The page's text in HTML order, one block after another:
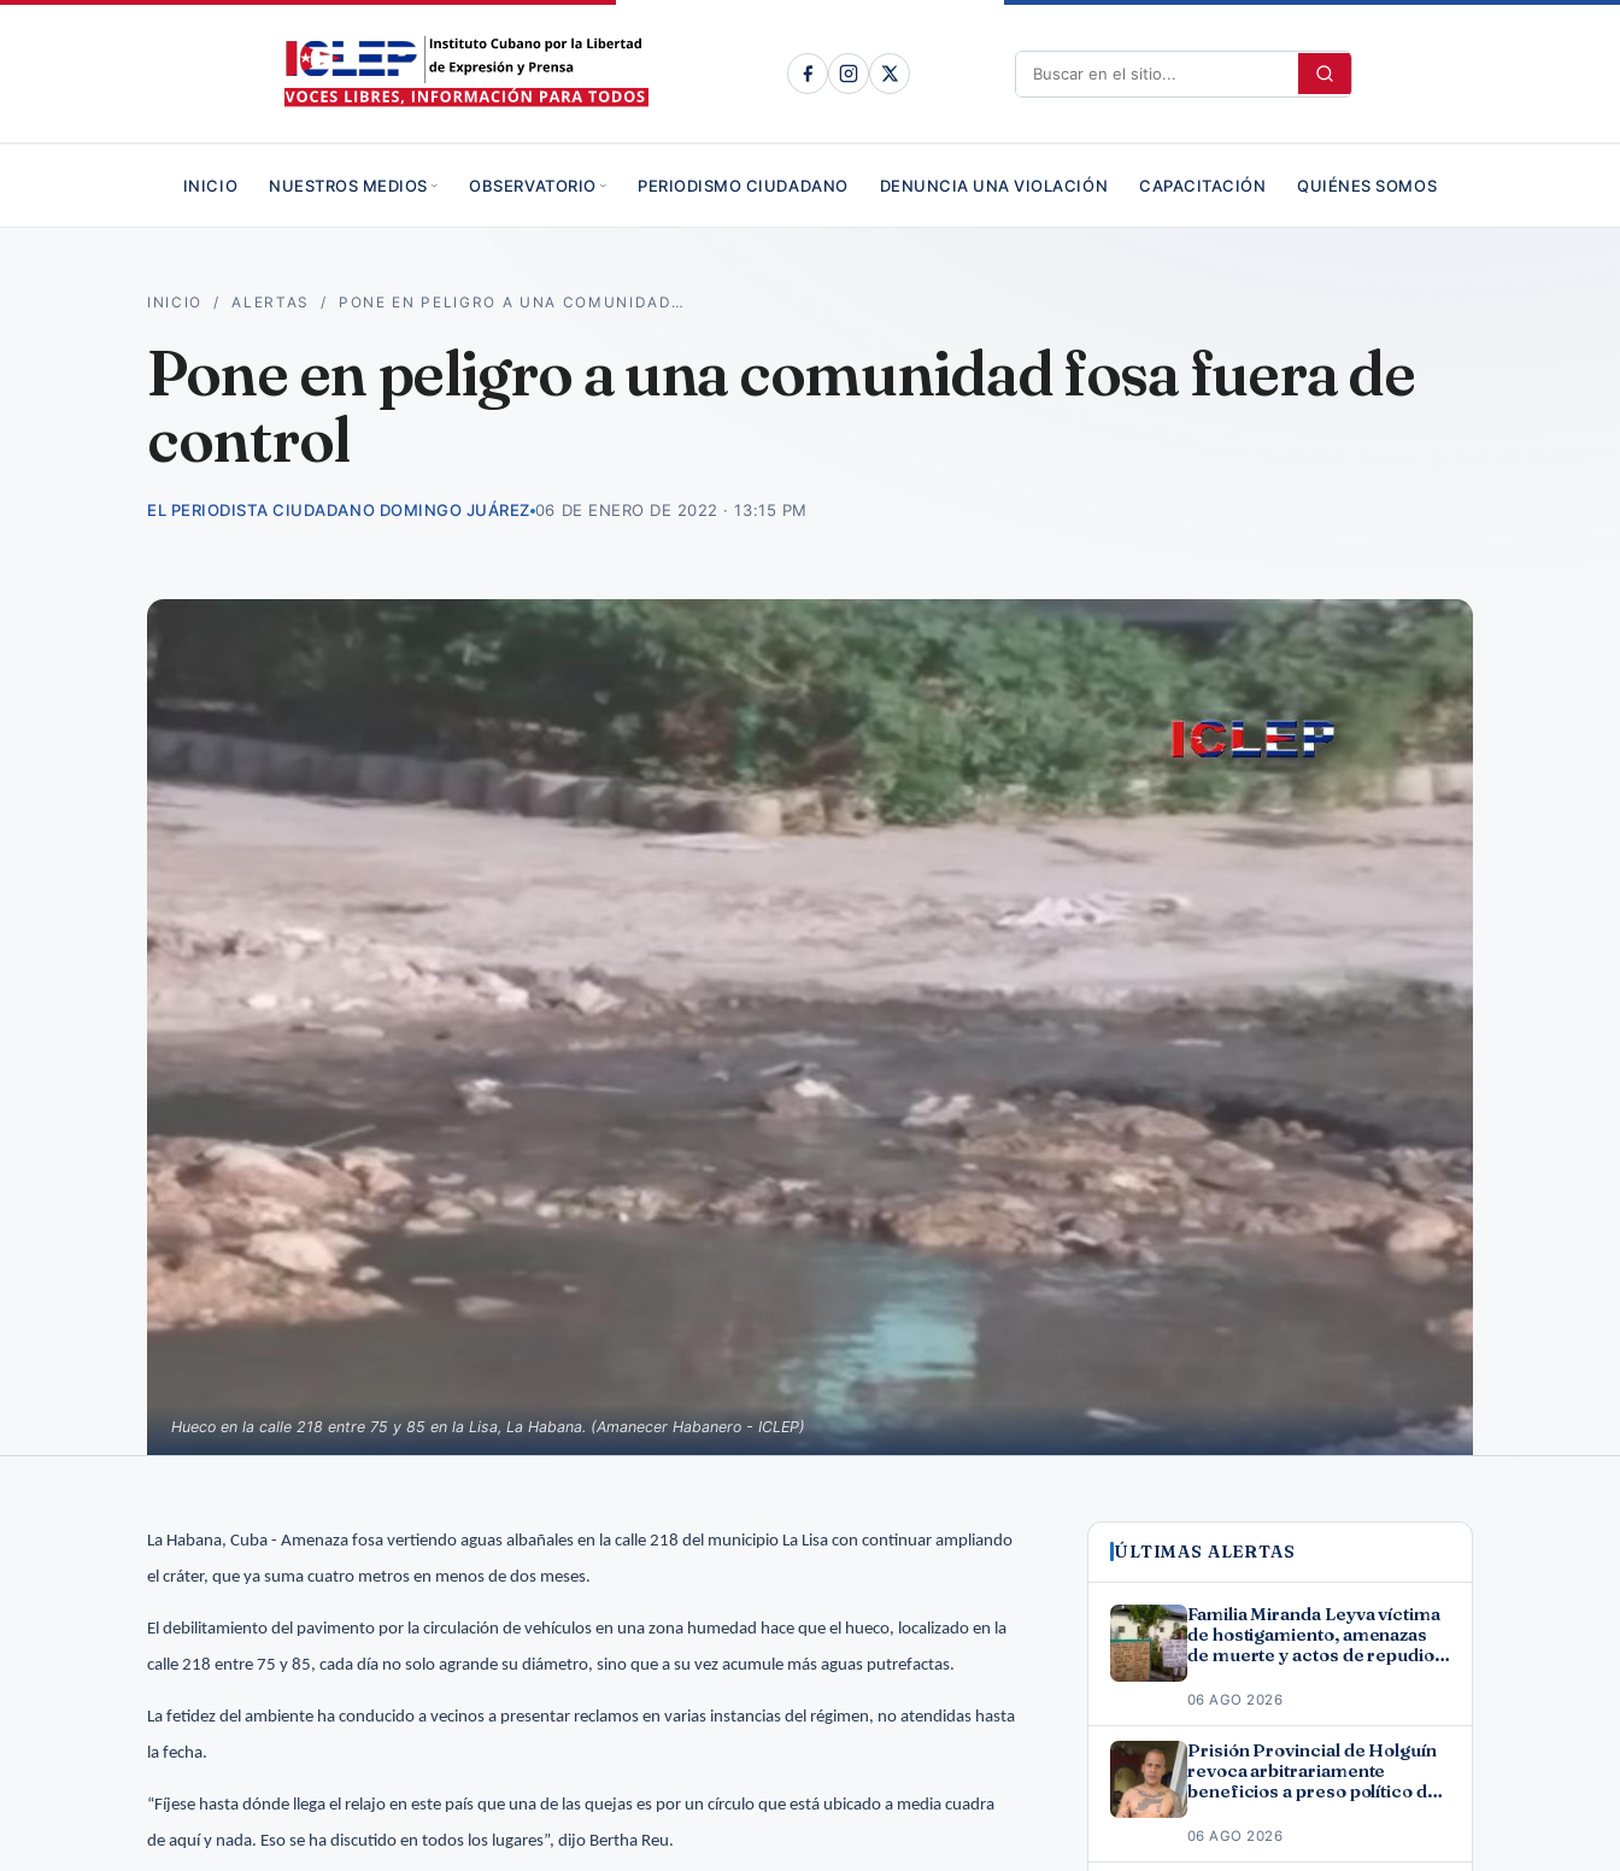
INICIO NUESTROS MEDIOS OBSERVATORIO PERIODISMO CIUDADANO DENUNCIA UNA VIOLACIÓN CAPACITACIÓN QUIÉNES SOMOS
INICIO /ALERTAS / PONE EN PELIGRO A UNA COMUNIDAD…
Pone en peligro a una comunidad fosa fuera de
control
EL PERIODISTA CIUDADANO DOMINGO JUÁREZ 06 DE ENERO DE 2022 · 13:15 PM
Hueco en la calle 218 entre 75 y 85 en la Lisa, La Habana. (Amanecer Habanero - ICLEP)
La Habana, Cuba - Amenaza fosa vertiendo aguas albañales en la calle 218 del municipio La Lisa con continuar ampliando
el cráter, que ya suma cuatro metros en menos de dos meses.
El debilitamiento del pavimento por la circulación de vehículos en una zona humedad hace que el hueco, localizado en la
calle 218 entre 75 y 85, cada día no solo agrande su diámetro, sino que a su vez acumule más aguas putrefactas.
La fetidez del ambiente ha conducido a vecinos a presentar reclamos en varias instancias del régimen, no atendidas hasta
la fecha.
“Fíjese hasta dónde llega el relajo en este país que una de las quejas es por un círculo que está ubicado a media cuadra
de aquí y nada. Eso se ha discutido en todos los lugares”, dijo Bertha Reu.
ÚLTIMAS ALERTAS
Familia Miranda Leyva víctima
de hostigamiento, amenazas
de muerte y actos de repudio
06 AGO 2026
Prisión Provincial de Holguín
revoca arbitrariamente
beneficios a preso político del
06 AGO 2026